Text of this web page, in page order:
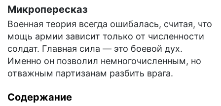
Микропересказ
Военная теория всегда ошибалась, считая, что
мощь армии зависит только от численности
солдат. Главная сила — это боевой дух.
Именно он позволил немногочисленным, но
отважным партизанам разбить врага.
Содержание